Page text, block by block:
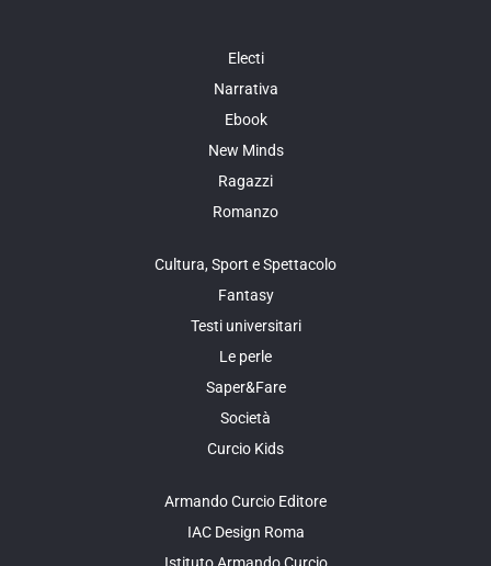
Electi
Narrativa
Ebook
New Minds
Ragazzi
Romanzo
Cultura, Sport e Spettacolo
Fantasy
Testi universitari
Le perle
Saper&Fare
Società
Curcio Kids
Armando Curcio Editore
IAC Design Roma